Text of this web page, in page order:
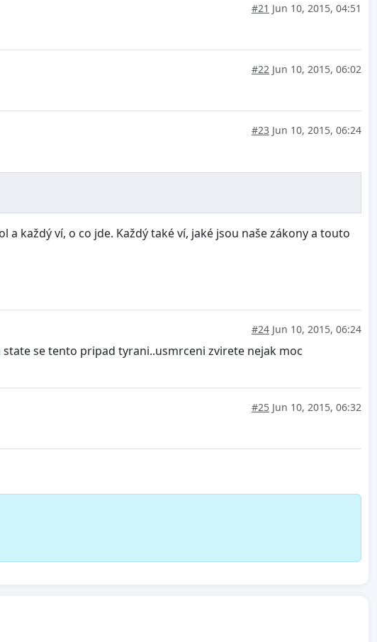
#21 Jun 10, 2015, 04:51
#22 Jun 10, 2015, 06:02
#23 Jun 10, 2015, 06:24
každý ví, o co jde. Každý také ví, jaké jsou naše zákony a touto
#24 Jun 10, 2015, 06:24
se tento pripad tyrani..usmrceni zvirete nejak moc
#25 Jun 10, 2015, 06:32